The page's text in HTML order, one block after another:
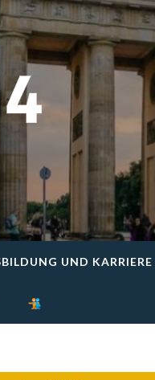
Iv24
UND KARRIERE